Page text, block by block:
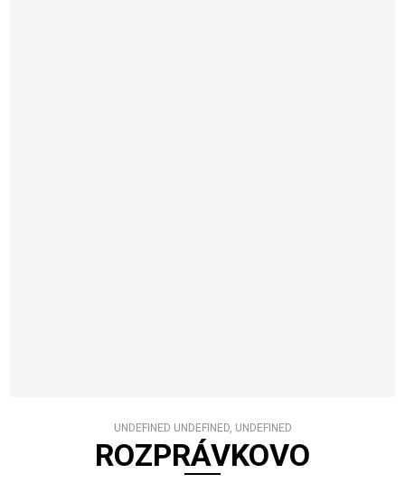
UNDEFINED UNDEFINED, UNDEFINED
ROZPRÁVKOVO